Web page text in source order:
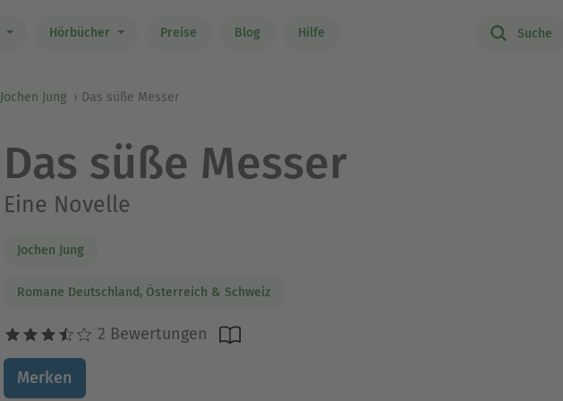
Hörbücher Preise Blog Hilfe Suche
Jochen Jung Das süße Messer
Das süße Messer
Eine Novelle
Jochen Jung
Romane Deutschland, Österreich & Schweiz
2 Bewertungen
Merken